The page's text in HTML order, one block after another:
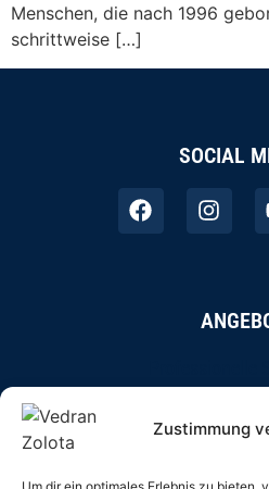
Zustimmung
Menschen, die nach 1996
schrittweise […]
SOCIAL